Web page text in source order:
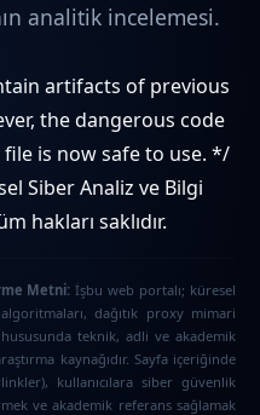
analitik incelemesi.
artifacts of previous
the dangerous code
is now safe to use. */
Siber Analiz ve Bilgi
hakları saklıdır.
Metni: İşbu web portalı; küresel
dağıtık proxy mimari
teknik, adli ve akademik
kaynağıdır. Sayfa içeriğinde
kullanıcılara siber güvenlik
ve akademik referans sağlamak